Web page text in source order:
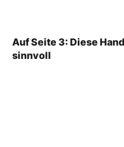
Auf Seite 3: Diese
sinnvoll